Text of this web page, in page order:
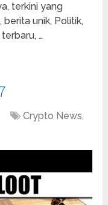
terkini yang
unik, Politik,
…
Crypto News,